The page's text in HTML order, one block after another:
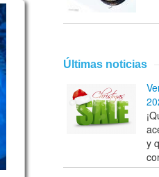
Steel Plus) Tongue Drum
Últimas noticias
y